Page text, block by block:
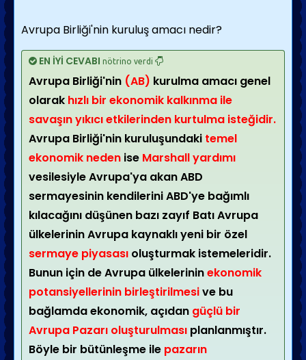
Avrupa Birliği'nin kuruluş amacı nedir?
EN İYİ CEVABI nötrino verdi
Avrupa Birliği'nin (AB) kurulma amacı genel
olarak hızlı bir ekonomik kalkınma ile
savaşın yıkıcı etkilerinden kurtulma isteğidir.
Avrupa Birliği'nin kuruluşundaki temel
ekonomik neden ise Marshall yardımı
vesilesiyle Avrupa'ya akan ABD
sermayesinin kendilerini ABD'ye bağımlı
kılacağını düşünen bazı zayıf Batı Avrupa
ülkelerinin Avrupa kaynaklı yeni bir özel
sermaye piyasası oluşturmak istemeleridir.
Bunun için de Avrupa ülkelerininekonomik
potansiyellerinin birleştirilmesive bu
bağlamda ekonomik, açıdan güçlü bir
Avrupa Pazarı oluşturulması planlanmıştır.
Böyle bir bütünleşme ile pazarın